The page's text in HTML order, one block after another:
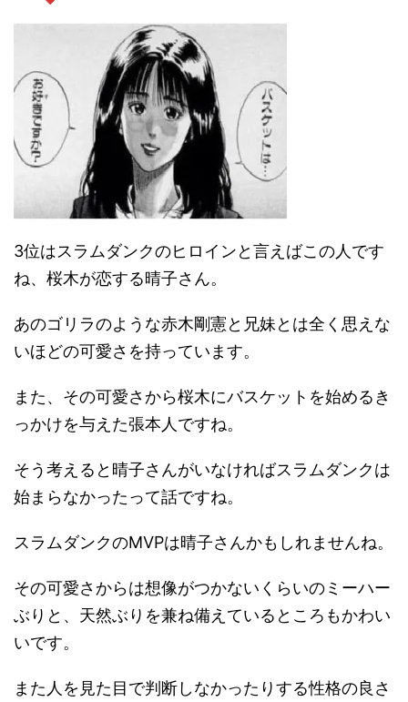
3位はスラムダンクのヒロインと言えばこの人です
ね、桜木が恋する晴子さん。
あのゴリラのような赤木剛憲と兄妹とは全く思えな
いほどの可愛さを持っています。
また、その可愛さから桜木にバスケットを始めるき
っかけを与えた張本人ですね。
そう考えると晴子さんがいなければスラムダンクは
始まらなかったって話ですね。
スラムダンクのMVPは晴子さんかもしれませんね。
その可愛さからは想像がつかないくらいのミーハー
ぶりと、天然ぶりを兼ね備えているところもかわい
いです。
また人を見た目で判断しなかったりする性格の良さ